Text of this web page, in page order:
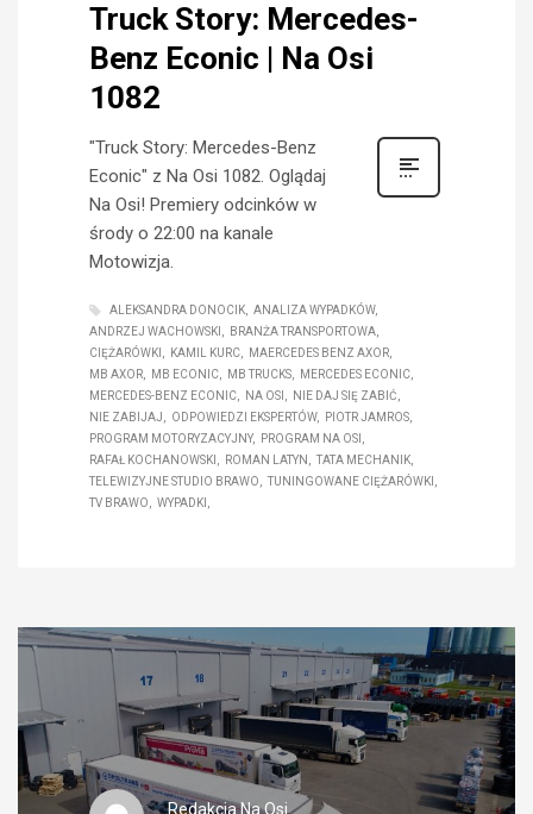
Truck Story: Mercedes-
Benz Econic | Na Osi
1082
"Truck Story: Mercedes-Benz
Econic" z Na Osi 1082. Oglądaj
Na Osi! Premiery odcinków w
środy o 22:00 na kanale
Motowizja.
ALEKSANDRA DONOCIK
ANALIZA WYPADKÓW
ANDRZEJ WACHOWSKI
BRANŻA TRANSPORTOWA
CIĘŻARÓWKI
KAMIL KURC
MAERCEDES BENZ AXOR
MB AXOR
MB ECONIC MB TRUCKS
MERCEDES ECONIC
MERCEDES-BENZ ECONIC
NA OSI
NIE DAJ SIĘ ZABIĆ
NIE ZABIJAJ
ODPOWIEDZI EKSPERTÓW
PIOTR JAMROS
PROGRAM MOTORYZACYJNY
PROGRAM NA OSI
RAFAŁ KOCHANOWSKI
ROMAN LATYN
TATA MECHANIK
TELEWIZYJNE STUDIO BRAWO
TUNINGOWANE CIĘŻARÓWKI
TV BRAWO
WYPADKI
Redakcja Na Osi